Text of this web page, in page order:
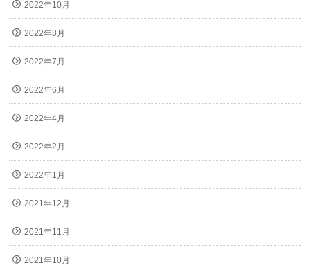
2022年10月
2022年8月
2022年7月
2022年6月
2022年4月
2022年2月
2022年1月
2021年12月
2021年11月
2021年10月